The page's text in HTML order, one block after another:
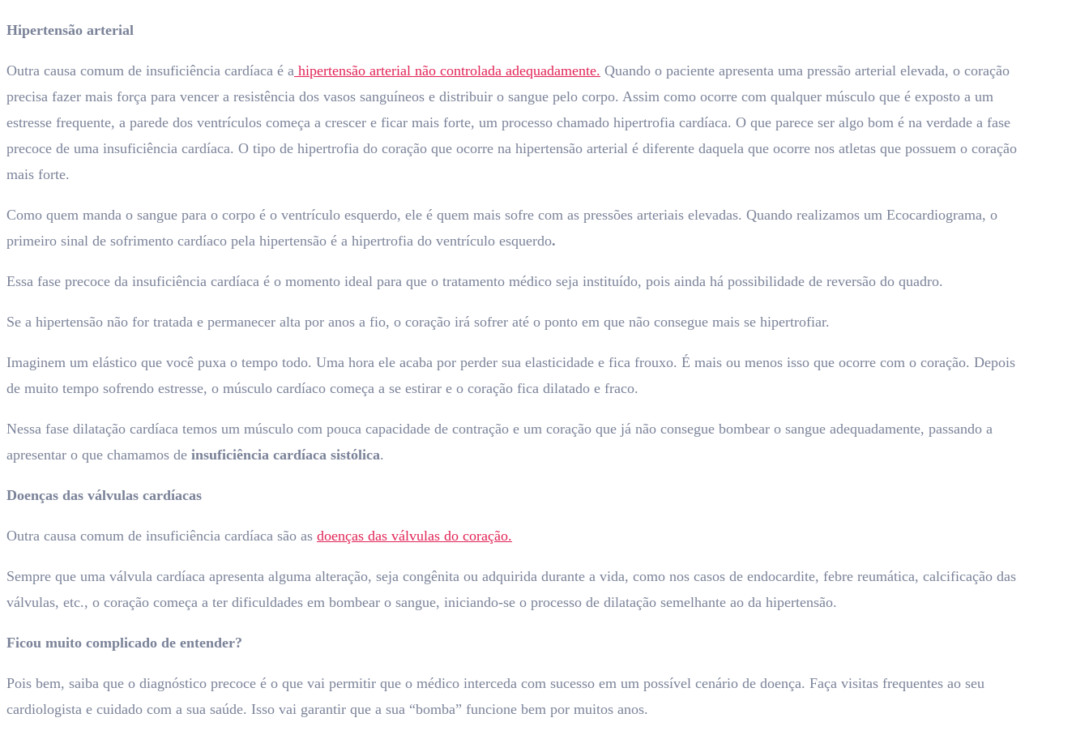
Hipertensão arterial
Outra causa comum de insuficiência cardíaca é a hipertensão arterial não controlada adequadamente. Quando o paciente apresenta uma pressão arterial elevada, o coração
precisa fazer mais força para vencer a resistência dos vasos sanguíneos e distribuir o sangue pelo corpo. Assim como ocorre com qualquer músculo que é exposto a um
estresse frequente, a parede dos ventrículos começa a crescer e ficar mais forte, um processo chamado hipertrofia cardíaca. O que parece ser algo bom é na verdade a fase
precoce de uma insuficiência cardíaca. O tipo de hipertrofia do coração que ocorre na hipertensão arterial é diferente daquela que ocorre nos atletas que possuem o coração
mais forte.
Como quem manda o sangue para o corpo é o ventrículo esquerdo, ele é quem mais sofre com as pressões arteriais elevadas. Quando realizamos um Ecocardiograma, o
primeiro sinal de sofrimento cardíaco pela hipertensão é a hipertrofia do ventrículo esquerdo.
Essa fase precoce da insuficiência cardíaca é o momento ideal para que o tratamento médico seja instituído, pois ainda há possibilidade de reversão do quadro.
Se a hipertensão não for tratada e permanecer alta por anos a fio, o coração irá sofrer até o ponto em que não consegue mais se hipertrofiar.
Imaginem um elástico que você puxa o tempo todo. Uma hora ele acaba por perder sua elasticidade e fica frouxo. É mais ou menos isso que ocorre com o coração. Depois
de muito tempo sofrendo estresse, o músculo cardíaco começa a se estirar e o coração fica dilatado e fraco.
Nessa fase dilatação cardíaca temos um músculo com pouca capacidade de contração e um coração que já não consegue bombear o sangue adequadamente, passando a
apresentar o que chamamos de insuficiência cardíaca sistólica.
Doenças das válvulas cardíacas
Outra causa comum de insuficiência cardíaca são as doenças das válvulas do coração.
Sempre que uma válvula cardíaca apresenta alguma alteração, seja congênita ou adquirida durante a vida, como nos casos de endocardite, febre reumática, calcificação das
válvulas, etc., o coração começa a ter dificuldades em bombear o sangue, iniciando-se o processo de dilatação semelhante ao da hipertensão.
Ficou muito complicado de entender?
Pois bem, saiba que o diagnóstico precoce é o que vai permitir que o médico interceda com sucesso em um possível cenário de doença. Faça visitas frequentes ao seu
cardiologista e cuidado com a sua saúde. Isso vai garantir que a sua “bomba” funcione bem por muitos anos.